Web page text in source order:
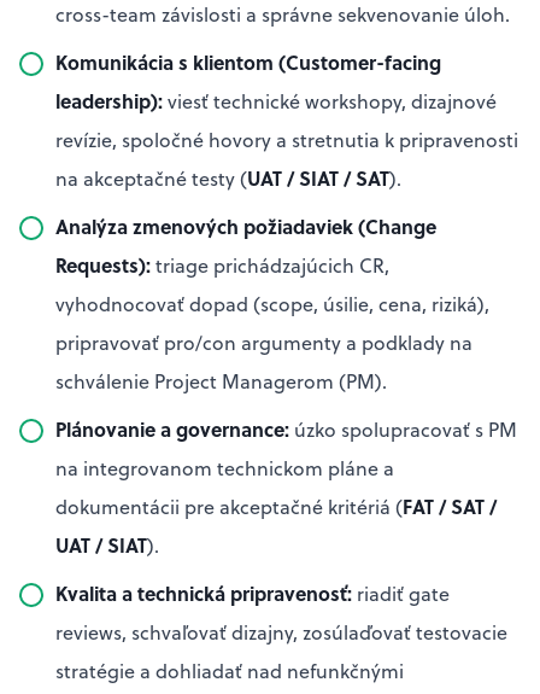
cross-team závislosti a správne sekvenovanie úloh.
Komunikácia s klientom (Customer-facing
leadership):viesť technické workshopy, dizajnové
revízie, spoločné hovory a stretnutia k pripravenosti
na akceptačné testy (UAT / SIAT / SAT).
Analýza zmenových požiadaviek (Change
Requests):triage prichádzajúcich CR,
vyhodnocovať dopad (scope, úsilie, cena, riziká),
pripravovať pro/con argumenty a podklady na
schválenie Project Managerom (PM).
Plánovanie a governance: úzko spolupracovať s PM
na integrovanom technickom pláne a
dokumentácii pre akceptačné kritériá (FAT / SAT /
UAT / SIAT).
Kvalita a technická pripravenosť: riadiť gate
reviews, schvaľovať dizajny, zosúlaďovať testovacie
stratégie a dohliadať nad nefunkčnými